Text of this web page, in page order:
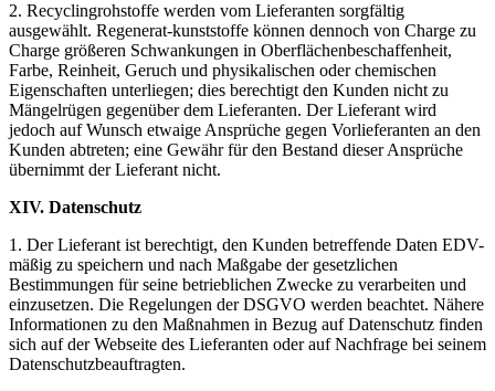
2. Recyclingrohstoffe werden vom Lieferanten sorgfältig
ausgewählt. Regenerat-kunststoffe können dennoch von Charge zu
Charge größeren Schwankungen in Oberflächenbeschaffenheit,
Farbe, Reinheit, Geruch und physikalischen oder chemischen
Eigenschaften unterliegen; dies berechtigt den Kunden nicht zu
Mängelrügen gegenüber dem Lieferanten. Der Lieferant wird
jedoch auf Wunsch etwaige Ansprüche gegen Vorlieferanten an den
Kunden abtreten; eine Gewähr für den Bestand dieser Ansprüche
übernimmt der Lieferant nicht.
XIV. Datenschutz
1. Der Lieferant ist berechtigt, den Kunden betreffende Daten EDV-
mäßig zu speichern und nach Maßgabe der gesetzlichen
Bestimmungen für seine betrieblichen Zwecke zu verarbeiten und
einzusetzen. Die Regelungen der DSGVO werden beachtet. Nähere
Informationen zu den Maßnahmen in Bezug auf Datenschutz finden
sich auf der Webseite des Lieferanten oder auf Nachfrage bei seinem
Datenschutzbeauftragten.